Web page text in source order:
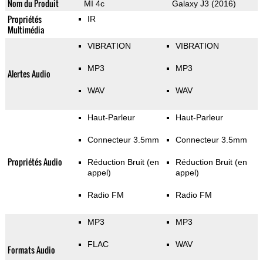
Nom du Produit MI 4c Galaxy J3 (2016)
Propriétés
Multimédia
IR
Alertes Audio
VIBRATION
MP3
WAV
VIBRATION
MP3
WAV
Propriétés Audio
Haut-Parleur
Connecteur 3.5mm
Réduction Bruit (en
appel)
Radio FM
Haut-Parleur
Connecteur 3.5mm
Réduction Bruit (en
appel)
Radio FM
Formats Audio
MP3
FLAC
MP3
WAV